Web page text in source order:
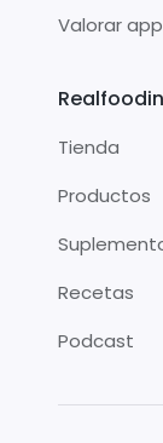
Valorar app
Tienda
Productos
Recetas
Podcast